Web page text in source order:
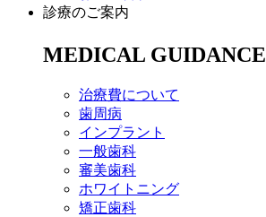
診療のご案内
MEDICAL GUIDANCE
治療費について
歯周病
インプラント
一般歯科
審美歯科
ホワイトニング
矯正歯科